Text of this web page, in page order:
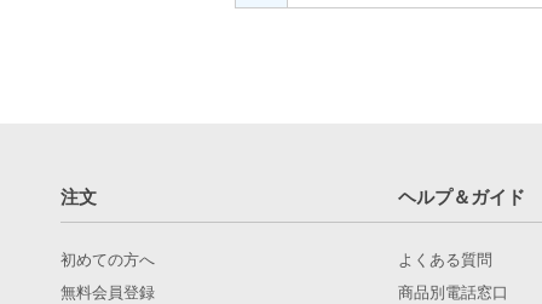
注文 ヘルプ＆ガイド
初めての方へ
無料会員登録
よくある質問
商品別電話窓口